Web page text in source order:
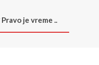
je vreme ..